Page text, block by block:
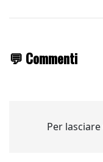
💬 Commenti